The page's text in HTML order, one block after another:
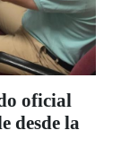
oficial
desde la